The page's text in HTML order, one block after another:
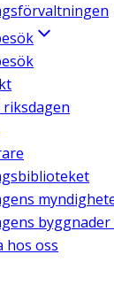
riksdagen
hos oss